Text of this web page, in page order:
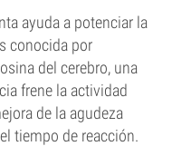
ayuda a potenciar la
conocida por
del cerebro, una
frene la actividad
de la agudeza
tiempo de reacción.